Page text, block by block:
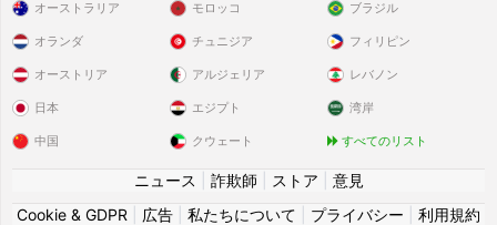
オーストラリア
オランダ
オーストリア
日本
中国
モロッコ
チュニジア
アルジェリア
エジプト
クウェート
ブラジル
フィリピン
レバノン
湾岸
すべてのリスト
ニュース 詐欺師 ストア
意見
Cookie & GDPR
広告 私たちについて プライバシー
利用規約